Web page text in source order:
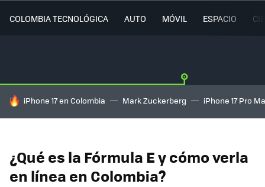
COLOMBIA TECNOLÓGICA AUTO MÓVIL ESPACIO
HOY SE HABLA DE
iPhone 17 en Colombia Mark Zuckerberg iPhone 17 Pro
¿Qué es la Fórmula E y cómo verla
en línea en Colombia?